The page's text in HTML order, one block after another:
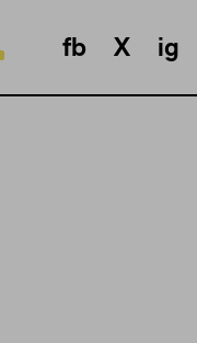
fb X ig